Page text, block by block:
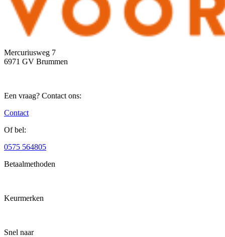
Mercuriusweg 7
6971 GV Brummen
Een vraag? Contact ons:
Contact
Of bel:
0575 564805
Betaalmethoden
Keurmerken
Snel naar